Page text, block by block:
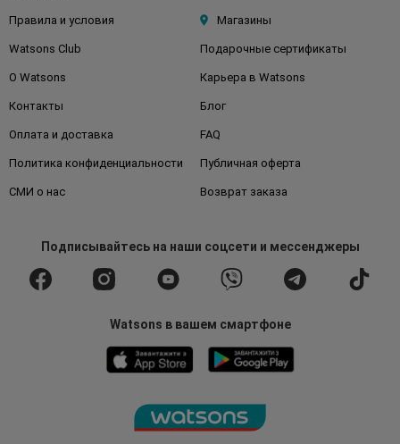
Правила и условия Магазины
Watsons Club Подарочные сертификаты
О Watsons Карьера в Watsons
Контакты Блог
Оплата и доставка FAQ
Политика конфиденциальности Публичная оферта
СМИ о нас Возврат заказа
Подписывайтесьна наши соцсети и мессенджеры
Watsons в вашем смартфоне